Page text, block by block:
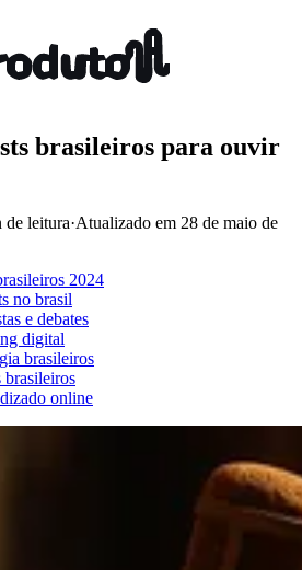
brasileiros para ouvir
de leitura·Atualizado em 28 de maio de
2024
no brasil
e debates
digital
brasileiros
brasileiros
online